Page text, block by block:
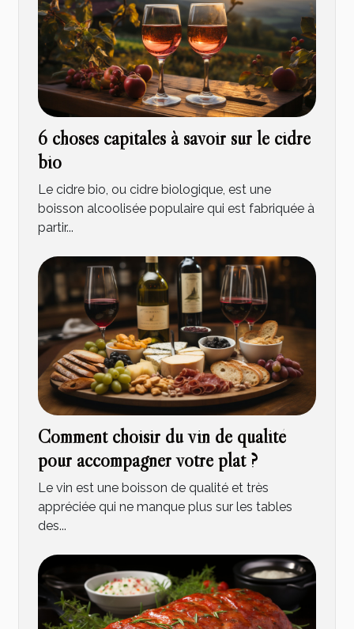
6 choses capitales à savoir sur le cidre
bio
Le cidre bio, ou cidre biologique, est une
boisson alcoolisée populaire qui est fabriquée à
partir...
Comment choisir du vin de qualité
pour accompagner votre plat ?
Le vin est une boisson de qualité et très
appréciée qui ne manque plus sur les tables
des...